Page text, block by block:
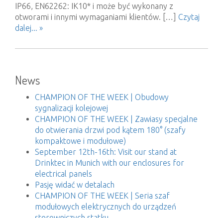
IP66, EN62262: IK10* i może być wykonany z
otworami i innymi wymaganiami klientów. […] Czytaj
dalej... »
News
CHAMPION OF THE WEEK | Obudowy
sygnalizacji kolejowej
CHAMPION OF THE WEEK | Zawiasy specjalne
do otwierania drzwi pod kątem 180° (szafy
kompaktowe i modułowe)
September 12th-16th: Visit our stand at
Drinktec in Munich with our enclosures for
electrical panels
Pasję widać w detalach
CHAMPION OF THE WEEK | Seria szaf
modułowych elektrycznych do urządzeń